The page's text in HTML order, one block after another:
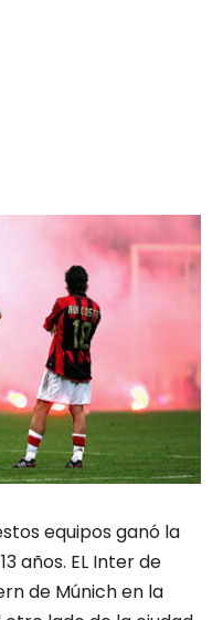
equipos ganó la
años. EL Inter de
de Múnich en la